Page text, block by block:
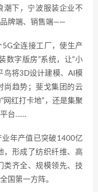
潮下，宁波服装企业不
牌端、销售端——
全连接工厂，使生产
数字版房”系统，让“小
鸟将3D设计建模、AI模
尚趋势；斐戈集团的云
红打卡地”，还是集聚
平台……
业年产值已突破1400亿
，形成了纺织纤维、高
类齐全、规模领先、技
国第一方阵。